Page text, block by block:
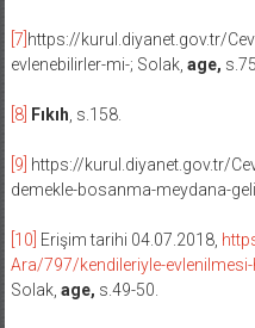
[7] https://kurul.diyanet.gov.tr/
evlenebilirler-mi-; Solak, age, s.75.
[8] Fıkıh , s.158.
[9] https://kurul.diyanet.gov.tr/
demekle-bosanma-meydana-
[10] Erişim tarihi 04.07.2018,
Ara/797/kendileriyle-
Solak, age, s.49-50.